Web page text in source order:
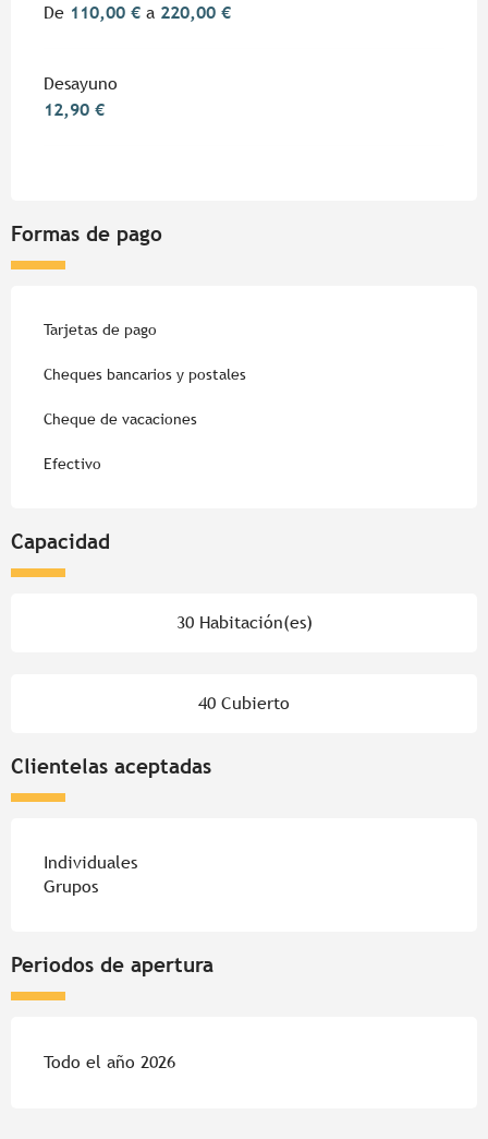
De 110,00 € a 220,00 €
Desayuno
12,90 €
Formas de pago
Tarjetas de pago
Cheques bancarios y postales
Cheque de vacaciones
Efectivo
Capacidad
30 Habitación(es)
40 Cubierto
Clientelas aceptadas
Individuales
Grupos
Periodos de apertura
Todo el año 2026